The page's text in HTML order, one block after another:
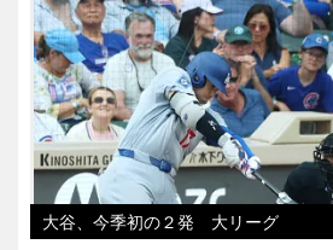
大谷、今季初の２発 大リーグ